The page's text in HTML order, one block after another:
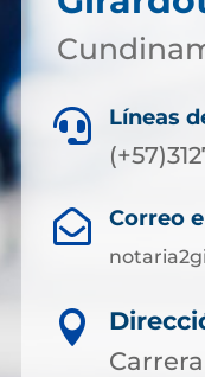
 Líneas
 Correo
